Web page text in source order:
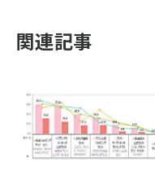
関連記事